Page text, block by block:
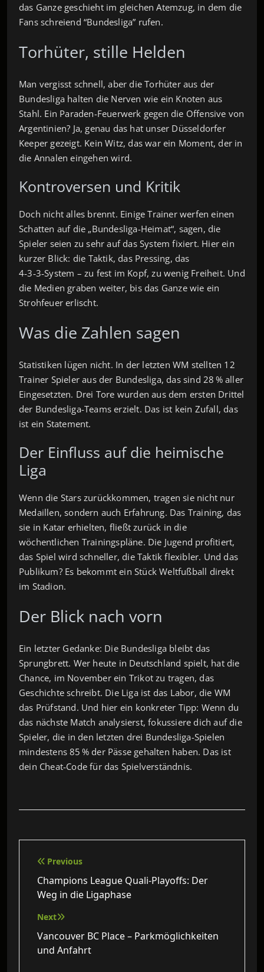
das Ganze geschieht im gleichen Atemzug, in dem die
Fans schreiend “Bundesliga” rufen.
Torhüter, stille Helden
Man vergisst schnell, aber die Torhüter aus der
Bundesliga halten die Nerven wie ein Knoten aus
Stahl. Ein Paraden-Feuerwerk gegen die Offensive von
Argentinien? Ja, genau das hat unser Düsseldorfer
Keeper gezeigt. Kein Witz, das war ein Moment, der in
die Annalen eingehen wird.
Kontroversen und Kritik
Doch nicht alles brennt. Einige Trainer werfen einen
Schatten auf die „Bundesliga-Heimat“, sagen, die
Spieler seien zu sehr auf das System fixiert. Hier ein
kurzer Blick: die Taktik, das Pressing, das
4‑3‑3‑System – zu fest im Kopf, zu wenig Freiheit. Und
die Medien graben weiter, bis das Ganze wie ein
Strohfeuer erlischt.
Was die Zahlen sagen
Statistiken lügen nicht. In der letzten WM stellten 12
Trainer Spieler aus der Bundesliga, das sind 28 % aller
Eingesetzten. Drei Tore wurden aus dem ersten Drittel
der Bundesliga-Teams erzielt. Das ist kein Zufall, das
ist ein Statement.
Der Einfluss auf die heimische
Liga
Wenn die Stars zurückkommen, tragen sie nicht nur
Medaillen, sondern auch Erfahrung. Das Training, das
sie in Katar erhielten, fließt zurück in die
wöchentlichen Trainingspläne. Die Jugend profitiert,
das Spiel wird schneller, die Taktik flexibler. Und das
Publikum? Es bekommt ein Stück Weltfußball direkt
im Stadion.
Der Blick nach vorn
Ein letzter Gedanke: Die Bundesliga bleibt das
Sprungbrett. Wer heute in Deutschland spielt, hat die
Chance, im November ein Trikot zu tragen, das
Geschichte schreibt. Die Liga ist das Labor, die WM
das Prüfstand. Und hier ein konkreter Tipp: Wenn du
das nächste Match analysierst, fokussiere dich auf die
Spieler, die in den letzten drei Bundesliga-Spielen
mindestens 85 % der Pässe gehalten haben. Das ist
dein Cheat‑Code für das Spielverständnis.
Beitragsnavigation
Previous
Champions League Quali-Playoffs: Der
Weg in die Ligaphase
Next
Vancouver BC Place – Parkmöglichkeiten
und Anfahrt